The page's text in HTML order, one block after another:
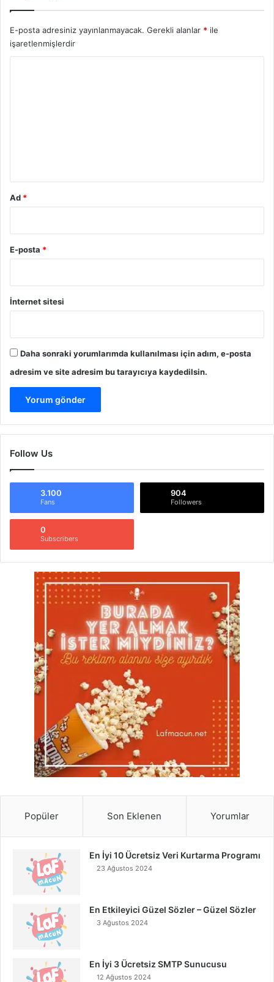
E-posta adresiniz yayınlanmayacak. Gerekli alanlar * ile
işaretlenmişlerdir
Ad *
E-posta *
İnternet sitesi
Daha sonraki yorumlarımda kullanılması için adım, e-posta
adresim ve site adresim bu tarayıcıya kaydedilsin.
Follow Us
3.100
Fans
904
Followers
0
Subscribers
Popüler Son Eklenen Yorumlar
En İyi 10 Ücretsiz Veri Kurtarma Programı
23 Ağustos 2024
En Etkileyici Güzel Sözler – Güzel Sözler
3 Ağustos 2024
En İyi 3 Ücretsiz SMTP Sunucusu
12 Ağustos 2024